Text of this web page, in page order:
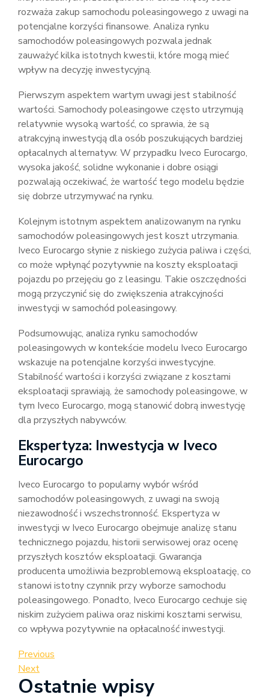
rozważa zakup samochodu poleasingowego z uwagi na
potencjalne korzyści finansowe. Analiza rynku
samochodów poleasingowych pozwala jednak
zauważyć kilka istotnych kwestii, które mogą mieć
wpływ na decyzję inwestycyjną.
Pierwszym aspektem wartym uwagi jest stabilność
wartości. Samochody poleasingowe często utrzymują
relatywnie wysoką wartość, co sprawia, że są
atrakcyjną inwestycją dla osób poszukujących bardziej
opłacalnych alternatyw. W przypadku Iveco Eurocargo,
wysoka jakość, solidne wykonanie i dobre osiągi
pozwalają oczekiwać, że wartość tego modelu będzie
się dobrze utrzymywać na rynku.
Kolejnym istotnym aspektem analizowanym na rynku
samochodów poleasingowych jest koszt utrzymania.
Iveco Eurocargo słynie z niskiego zużycia paliwa i części,
co może wpłynąć pozytywnie na koszty eksploatacji
pojazdu po przejęciu go z leasingu. Takie oszczędności
mogą przyczynić się do zwiększenia atrakcyjności
inwestycji w samochód poleasingowy.
Podsumowując, analiza rynku samochodów
poleasingowych w kontekście modelu Iveco Eurocargo
wskazuje na potencjalne korzyści inwestycyjne.
Stabilność wartości i korzyści związane z kosztami
eksploatacji sprawiają, że samochody poleasingowe, w
tym Iveco Eurocargo, mogą stanowić dobrą inwestycję
dla przyszłych nabywców.
Ekspertyza: Inwestycja w Iveco
Eurocargo
Iveco Eurocargo to popularny wybór wśród
samochodów poleasingowych, z uwagi na swoją
niezawodność i wszechstronność. Ekspertyza w
inwestycji w Iveco Eurocargo obejmuje analizę stanu
technicznego pojazdu, historii serwisowej oraz ocenę
przyszłych kosztów eksploatacji. Gwarancja
producenta umożliwia bezproblemową eksploatację, co
stanowi istotny czynnik przy wyborze samochodu
poleasingowego. Ponadto, Iveco Eurocargo cechuje się
niskim zużyciem paliwa oraz niskimi kosztami serwisu,
co wpływa pozytywnie na opłacalność inwestycji.
Nawigacja
wpisu
Previous
Post
Previous
Next
Post
Next
Ostatnie wpisy